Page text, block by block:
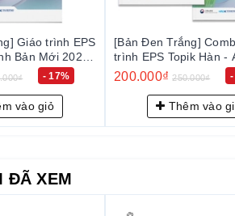
Trắng] Combo Giáo
Topik Hàn - Anh Bản
1+2 - EPS-Topik
국어 표준교재 1+2 (일상
어)
250.000₫
Thêm vào giỏ
[Bản Màu]
Hàn - Anh Bản
- EPS-Topik NEW 한국어 표준교
재 2 (일상생활
150.000₫
Thêm
ĐÃ XEM